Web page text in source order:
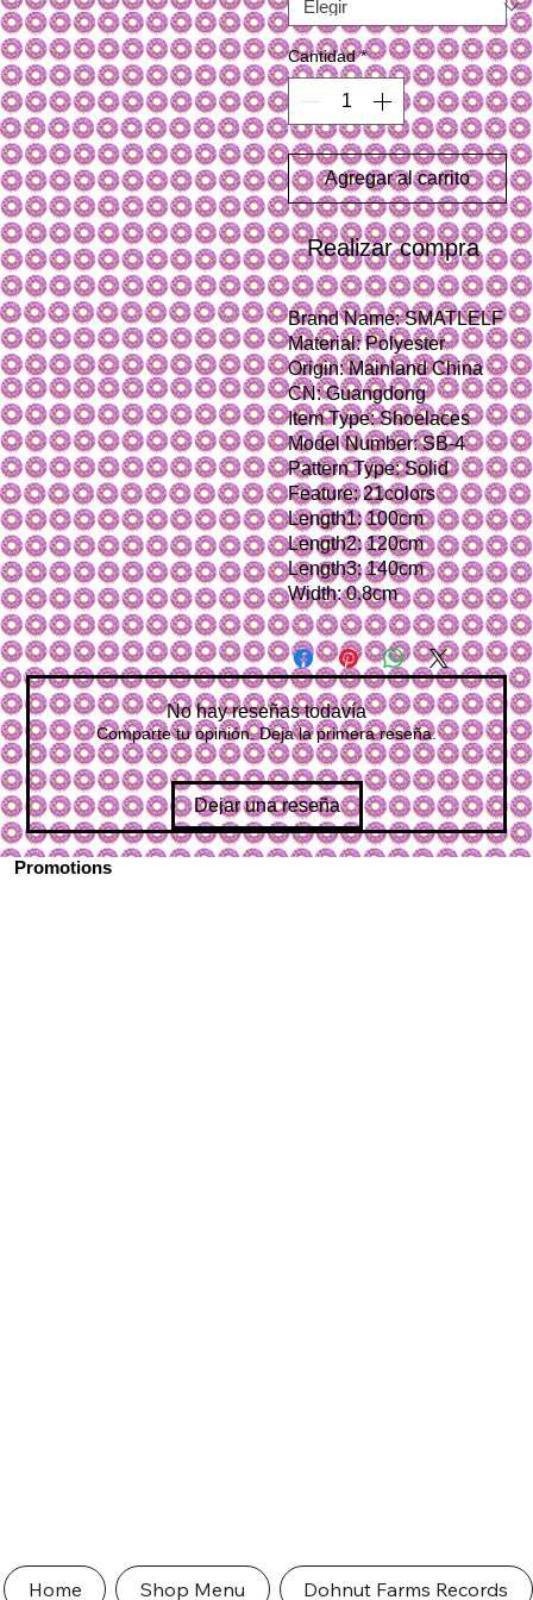
Cantidad *
Agregar al carrito
Realizar compra
Brand Name: SMATLELF
Material: Polyester
Origin: Mainland China
CN: Guangdong
Item Type: Shoelaces
Model Number: SB-4
Pattern Type: Solid
Feature: 21colors
Length1: 100cm
Length2: 120cm
Length3: 140cm
Width: 0.8cm
No hay reseñas todavía
Comparte tu opinión. Deja la primera reseña.
Dejar una reseña
Promotions
Home Shop Menu Dohnut Farms Records